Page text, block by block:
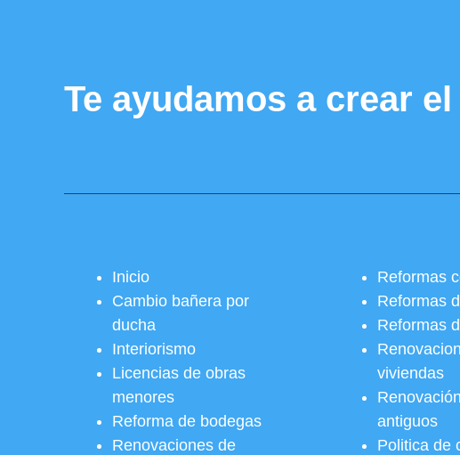
Te ayudamos a crear
Inicio
Cambio bañera por
ducha
Interiorismo
Licencias de obras
menores
Reforma de bodegas
Renovaciones de
Reformas
Reformas
Reformas
viviendas
antiguos
Politica de